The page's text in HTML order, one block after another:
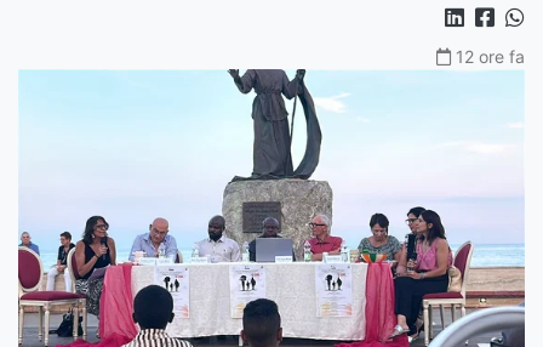
12 ore fa